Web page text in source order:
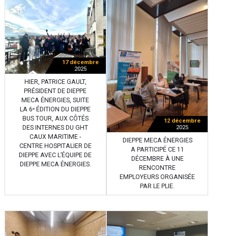
17 décembre
2025
HIER, PATRICE GAULT,
PRÉSIDENT DE DIEPPE
MECA ÉNERGIES, SUITE
LA 6ᵉ ÉDITION DU DIEPPE
BUS TOUR, AUX CÔTÉS
DES INTERNES DU GHT
CAUX MARITIME -
CENTRE HOSPITALIER DE
DIEPPE AVEC L’ÉQUIPE DE
DIEPPE MECA ÉNERGIES.
12 décembre
2025
DIEPPE MECA ÉNERGIES
A PARTICIPÉ CE 11
DÉCEMBRE À UNE
RENCONTRE
EMPLOYEURS ORGANISÉE
PAR LE PLIE.